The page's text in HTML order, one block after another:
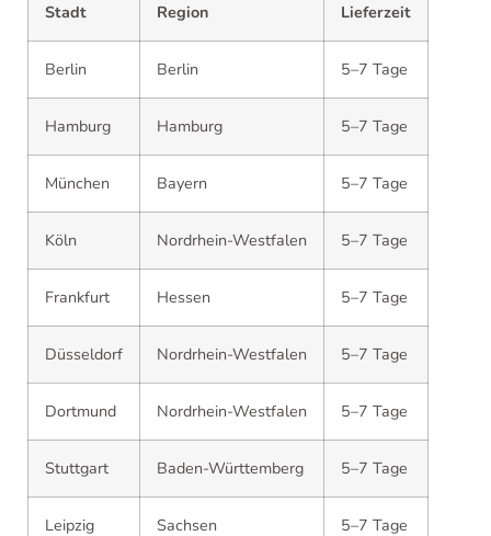
Stadt Region Lieferzeit
Berlin Berlin 5–7 Tage
Hamburg Hamburg 5–7 Tage
München Bayern 5–7 Tage
Köln Nordrhein-Westfalen 5–7 Tage
Frankfurt Hessen 5–7 Tage
Düsseldorf Nordrhein-Westfalen 5–7 Tage
Dortmund Nordrhein-Westfalen 5–7 Tage
Stuttgart Baden-Württemberg 5–7 Tage
Leipzig Sachsen 5–7 Tage